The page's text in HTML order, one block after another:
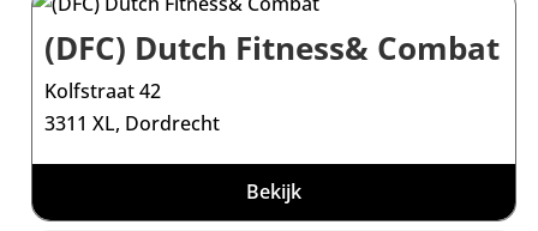
(DFC) Dutch Fitness& Combat
Kolfstraat 42
3311 XL, Dordrecht
Bekijk